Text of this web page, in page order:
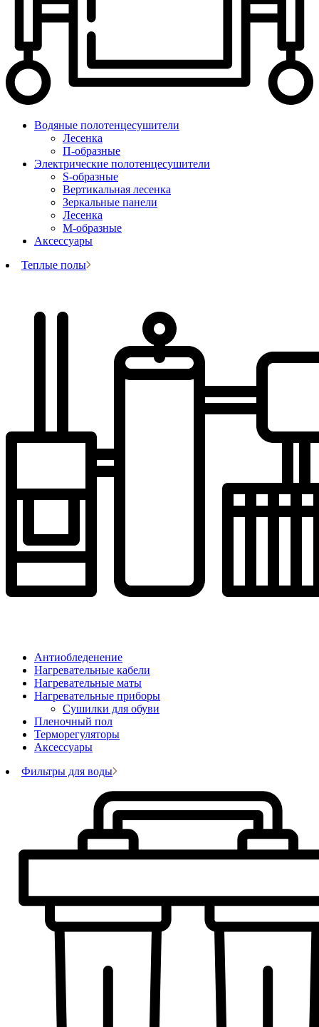
Водяные полотенцесушители
Лесенка
П-образные
Электрические полотенцесушители
S-образные
Вертикальная лесенка
Зеркальные панели
Лесенка
М-образные
Аксессуары
Теплые полы
Антиобледенение
Нагревательные кабели
Нагревательные маты
Нагревательные приборы
Сушилки для обуви
Пленочный пол
Терморегуляторы
Аксессуары
Фильтры для воды